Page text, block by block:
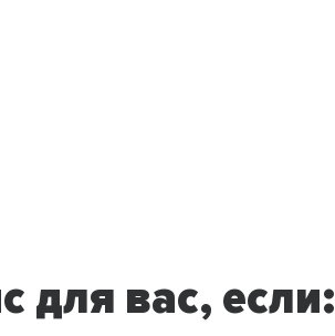
для вас, если: